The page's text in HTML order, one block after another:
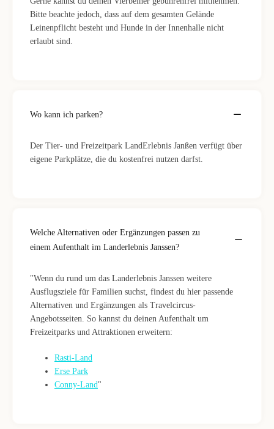
Bitte beachte jedoch, dass auf dem gesamten Gelände
Leinenpflicht besteht und Hunde in der Innenhalle nicht
erlaubt sind.
Wo kann ich parken?
Der Tier- und Freizeitpark LandErlebnis Janßen verfügt über
eigene Parkplätze, die du kostenfrei nutzen darfst.
Welche Alternativen oder Ergänzungen passen zu
einem Aufenthalt im Landerlebnis Janssen?
"Wenn du rund um das Landerlebnis Janssen weitere
Ausflugsziele für Familien suchst, findest du hier passende
Alternativen und Ergänzungen als Travelcircus-
Angebotsseiten. So kannst du deinen Aufenthalt um
Freizeitparks und Attraktionen erweitern:
Rasti-Land
Erse Park
Conny-Land"